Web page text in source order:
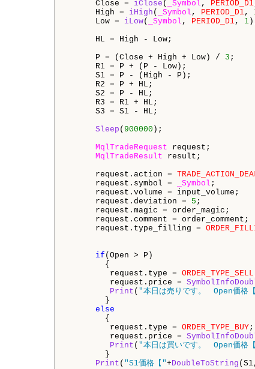
Close = iClose ( _Symbol , PERIOD_D1
High = iHigh ( _Symbol , PERIOD_D1,
Low = iLow( _Symbol , PERIOD_D1, 1
HL = High - Low;
P = (Close + High + Low) / 3 ;
R1 = P + (P - Low);
S1 = P - (High - P);
R2 = P + HL;
S2 = P - HL;
R3 = R1 + HL;
S3 = S1 - HL;
Sleep ( 900000 );
MqlTradeRequest request;
MqlTradeResult result;
request.action =
request.symbol =
_Symbol ;
request.volume = input_volume;
request.deviation = 5 ;
request.magic = order_magic;
request.comment = order_comment;
request.type_filling =
if (Open > P)
{
request.type = ORDER_TYPE_SELL
request.price =
Print ( "本日は売りです。　Open価格
}
else
{
request.type = ORDER_TYPE_BUY;
request.price =
Print ( "本日は買いです。　Open価格
}
Print ( "S1価格【"+DoubleToString